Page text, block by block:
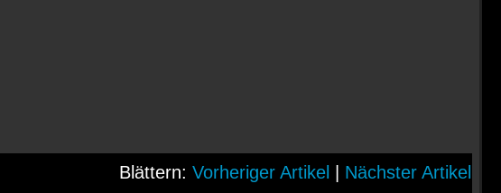
Blättern: Vorheriger Artikel | Nächster Artikel